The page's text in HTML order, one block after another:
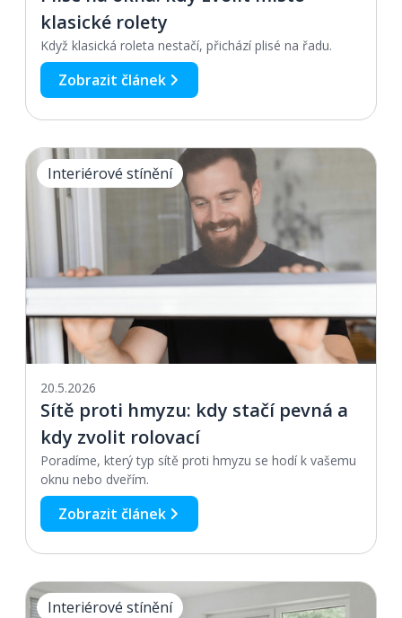
klasické rolety
Když klasická roleta nestačí, přichází plisé na řadu.
Zobrazit článek
Interiérové stínění
20.5.2026
Sítě proti hmyzu: kdy stačí pevná a
kdy zvolit rolovací
Poradíme, který typ sítě proti hmyzu se hodí k vašemu
oknu nebo dveřím.
Zobrazit článek
Interiérové stínění